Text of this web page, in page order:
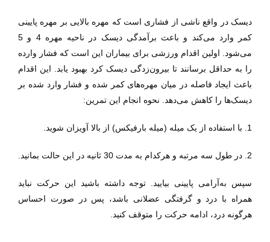
دیسک در واقع ناشی از فشاری است که مهره بالایی بر مهره پایینی
کمر وارد می‌کند و باعث برآمدگی دیسک در ناحیه مهره 4 و 5
می‌شود. اولین اقدام ورزشی برای بیماران این است که فشار وارده
را به حداقل برسانند تا بیرون‌زدگی دیسک کرد بهبود یابد. این اقدام
باعث ایجاد فاصله در میان مهره‌های کمر شده و فشار وارد شده بر
دیسک‌ها را کاهش می‌دهد. نحوه انجام این تمرین:
1. با استفاده از یک میله (میله بارفیکس) از بالا آویزان شوید.
2. در طول سه مرتبه و هرکدام به مدت 30 ثانیه در این حالت بمانید.
سپس به‌آرامی پایینی بیایید. توجه داشته باشید این حرکت نباید
همراه با درد و گرفتگی عضلانی باشد، پس در صورت احساس
هرگونه درد، ادامه حرکت را متوقف کنید.